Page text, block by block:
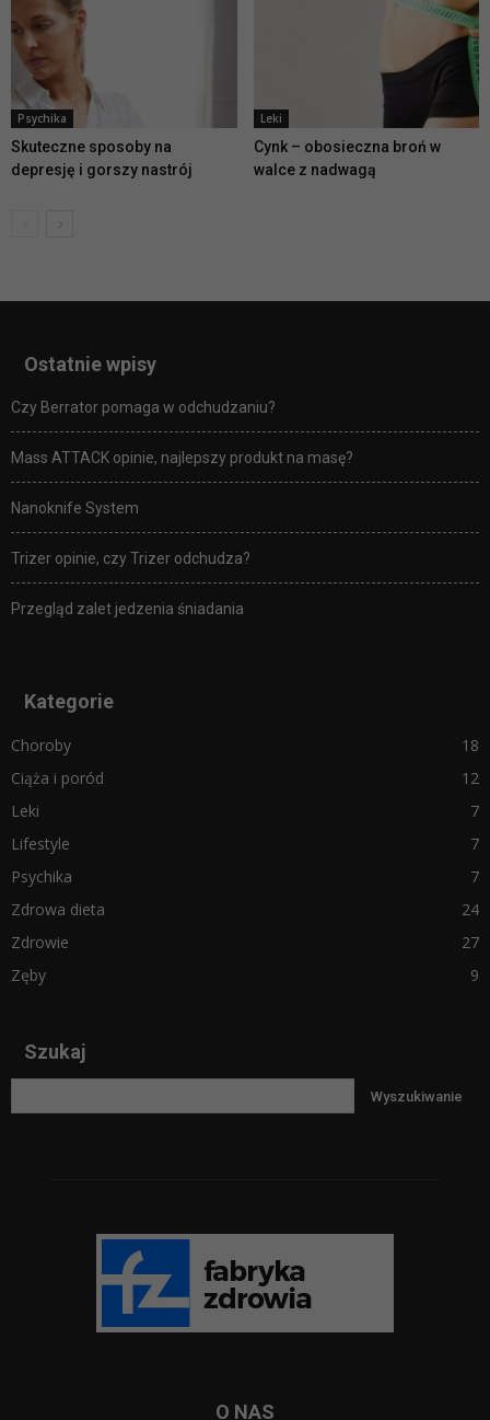
Psychika
Skuteczne sposoby na
depresję i gorszy nastrój
Leki
Cynk – obosieczna broń w
walce z nadwagą
Ostatnie wpisy
Czy Berrator pomaga w odchudzaniu?
Mass ATTACK opinie, najlepszy produkt na masę?
Nanoknife System
Trizer opinie, czy Trizer odchudza?
Przegląd zalet jedzenia śniadania
Kategorie
Choroby
18
Ciąża i poród
12
Leki
7
Lifestyle
7
Psychika
7
Zdrowa dieta
24
Zdrowie
27
Zęby
9
Szukaj
O NAS